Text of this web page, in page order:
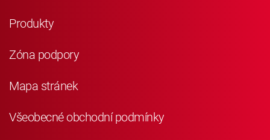
Produkty
Zóna podpory
Mapa stránek
Všeobecné obchodní podmínky